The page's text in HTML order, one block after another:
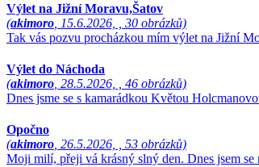
Výlet na Jižní Moravu,Šatov
(akimoro , 15.6.2026, , 30 obrázků)
Tak vás pozvu procházkou mím výlet na Jižní
Výlet do Náchoda
(akimoro , 28.5.2026, , 46 obrázků)
Dnes jsme se s kamarádkou Květou
Opočno
(akimoro , 26.5.2026, , 53 obrázků)
Moji milí, přeji vá krásný slný den. Dnes jsem